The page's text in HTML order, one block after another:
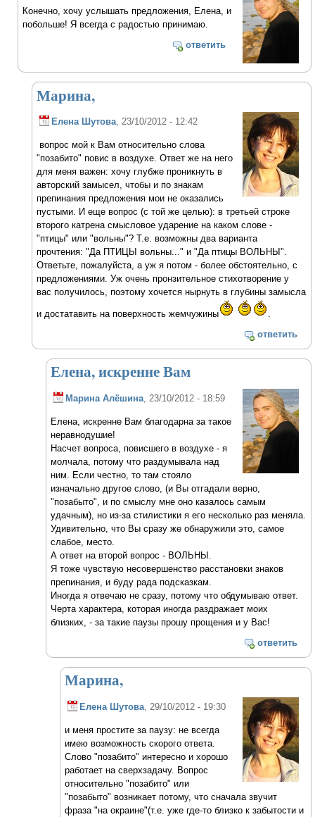
Конечно, хочу услышать предложения, Елена, и
побольше! Я всегда с радостью принимаю.
ответить
Марина,
Елена Шутова, 23/10/2012 - 12:42
вопрос мой к Вам относительно слова
"позабито" повис в воздухе. Ответ же на него
для меня важен: хочу глубже проникнуть в
авторский замысел, чтобы и по знакам
препинания предложения мои не оказались
пустыми. И еще вопрос (с той же целью): в третьей строке
второго катрена смысловое ударение на каком слове -
"птицы" или "вольны"? Т.е. возможны два варианта
прочтения: "Да ПТИЦЫ вольны..." и "Да птицы ВОЛЬНЫ".
Ответьте, пожалуйста, а уж я потом - более обстоятельно, с
предложениями. Уж очень пронзительное стихотворение у
вас получилось, поэтому хочется нырнуть в глубины замысла
и достатавить на поверхность жемчужины
.
ответить
Елена, искренне Вам
Марина Алёшина, 23/10/2012 - 18:59
Елена, искренне Вам благодарна за такое
неравнодушие!
Насчет вопроса, повисшего в воздухе - я
молчала, потому что раздумывала над
ним. Если честно, то там стояло
изначально другое слово, (и Вы отгадали верно,
"позабыто", и по смыслу мне оно казалось самым
удачным), но из-за стилистики я его несколько раз меняла.
Удивительно, что Вы сразу же обнаружили это, самое
слабое, место.
А ответ на второй вопрос - ВОЛЬНЫ.
Я тоже чувствую несовершенство расстановки знаков
препинания, и буду рада подсказкам.
Иногда я отвечаю не сразу, потому что обдумываю ответ.
Черта характера, которая иногда раздражает моих
близких, - за такие паузы прошу прощения и у Вас!
ответить
Марина,
Елена Шутова , 29/10/2012 - 19:30
и меня простите за паузу: не всегда
имею возможность скорого ответа.
Слово "позабито" интересно и хорошо
работает на сверхзадачу. Вопрос
относительно "позабито" или
"позабыто" возникает потому, что сначала звучит
фраза "на окраине"(т.е. уже где-то близко к забытости и